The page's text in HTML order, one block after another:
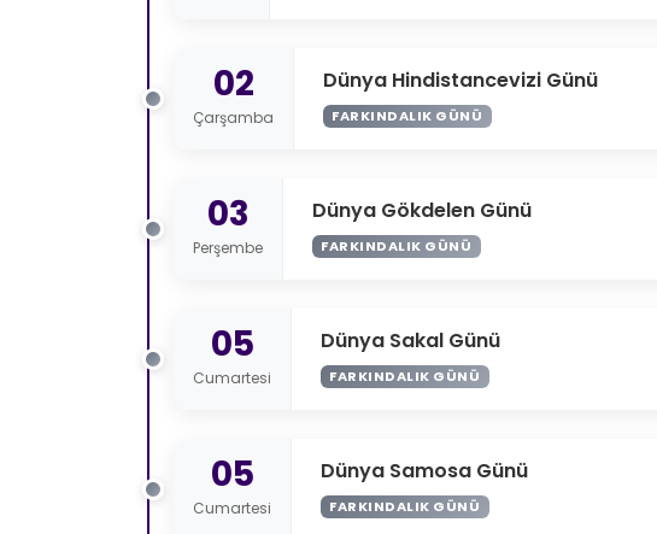
02
Çarşamba
Dünya Hindistancevizi Günü
FARKINDALIK GÜNÜ
03
Perşembe
Dünya Gökdelen Günü
FARKINDALIK GÜNÜ
05
Cumartesi
Dünya Sakal Günü
FARKINDALIK GÜNÜ
05
Cumartesi
Dünya Samosa Günü
FARKINDALIK GÜNÜ